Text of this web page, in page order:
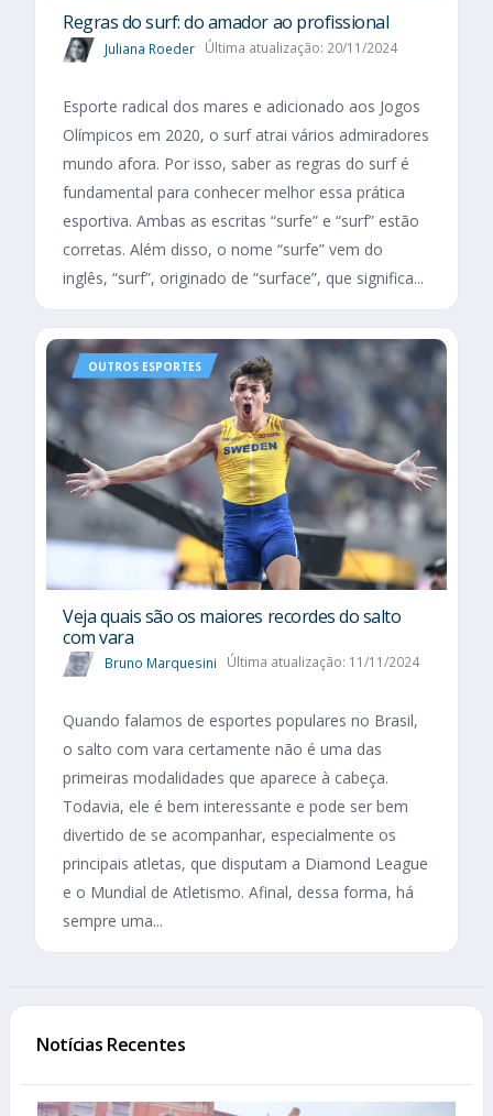
Regras do surf: do amador ao profissional
Juliana Roeder Última atualização: 20/11/2024
Esporte radical dos mares e adicionado aos Jogos
Olímpicos em 2020, o surf atrai vários admiradores
mundo afora. Por isso, saber as regras do surf é
fundamental para conhecer melhor essa prática
esportiva. Ambas as escritas “surfe” e “surf” estão
corretas. Além disso, o nome “surfe” vem do
inglês, “surf”, originado de “surface”, que significa...
OUTROS ESPORTES
Veja quais são os maiores recordes do salto
com vara
Bruno Marquesini Última atualização: 11/11/2024
Quando falamos de esportes populares no Brasil,
o salto com vara certamente não é uma das
primeiras modalidades que aparece à cabeça.
Todavia, ele é bem interessante e pode ser bem
divertido de se acompanhar, especialmente os
principais atletas, que disputam a Diamond League
e o Mundial de Atletismo. Afinal, dessa forma, há
sempre uma...
Notícias Recentes